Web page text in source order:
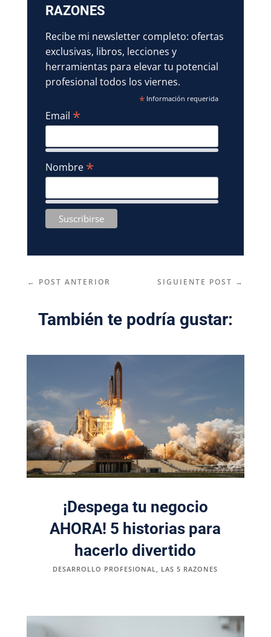
RAZONES
Recibe mi newsletter completo: ofertas
exclusivas, libros, lecciones y
herramientas para elevar tu potencial
profesional todos los viernes.
* Información requerida
Email *
Nombre *
← POST ANTERIOR SIGUIENTE POST →
También te podría gustar:
¡Despega tu negocio
AHORA! 5 historias para
hacerlo divertido
DESARROLLO PROFESIONAL LAS 5 RAZONES